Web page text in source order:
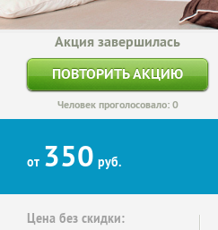
Акция завершилась
ПОВТОРИТЬ АКЦИЮ
Человек проголосовало: 0
от 350 руб.
Цена без скидки: